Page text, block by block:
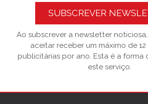
SUBSCREVER
Ao subscrever a newsletter
aceitar receber um máximo de
publicitárias por ano. Esta é a forma
este serviço.